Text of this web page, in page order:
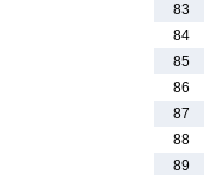
83
84
85
86
87
88
89